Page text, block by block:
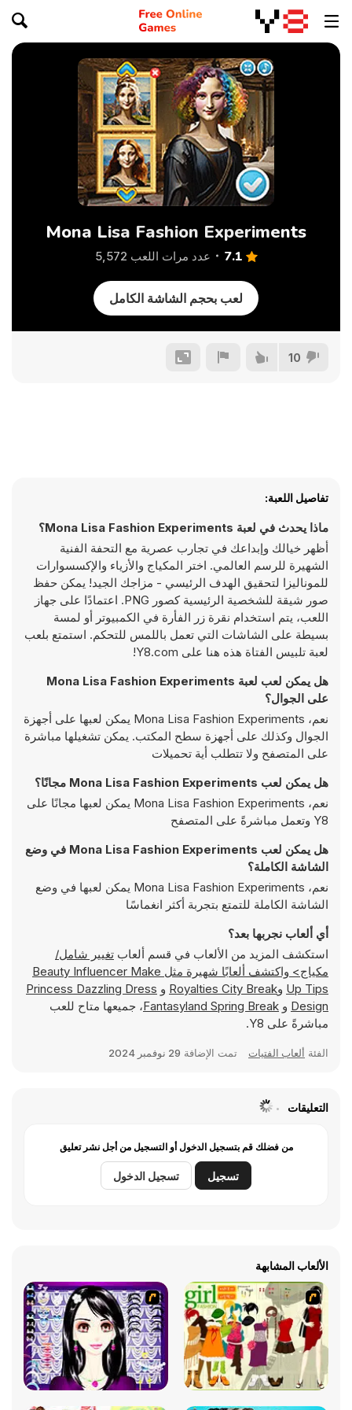
Mona Lisa Fashion Experiments
7.1 عدد مرات اللعب 5,572
لعب بحجم الشاشة الكامل
10
تفاصيل اللعبة:
ماذا يحدث في لعبة Mona Lisa Fashion Experiments؟
أظهر خيالك وإبداعك في تجارب عصرية مع التحفة الفنية
الشهيرة للرسم العالمي. اختر المكياج والأزياء والإكسسوارات
للموناليزا لتحقيق الهدف الرئيسي - مزاجك الجيد! يمكن حفظ
صور شيقة للشخصية الرئيسية كصور PNG. اعتمادًا على جهاز
اللعب، يتم استخدام نقرة زر الفأرة في الكمبيوتر أو لمسة
بسيطة على الشاشات التي تعمل باللمس للتحكم. استمتع بلعب
لعبة تلبيس الفتاة هذه هنا على Y8.com!
هل يمكن لعب لعبة Mona Lisa Fashion Experiments
على الجوال؟
نعم، Mona Lisa Fashion Experiments يمكن لعبها على أجهزة
الجوال وكذلك على أجهزة سطح المكتب. يمكن تشغيلها مباشرة
على المتصفح ولا تتطلب أية تحميلات
هل يمكن لعب Mona Lisa Fashion Experiments مجانًا؟
نعم، Mona Lisa Fashion Experiments يمكن لعبها مجانًا على
Y8 وتعمل مباشرةً على المتصفح
هل يمكن لعب Mona Lisa Fashion Experiments في وضع
الشاشة الكاملة؟
نعم، Mona Lisa Fashion Experiments يمكن لعبها في وضع
الشاشة الكاملة للتمتع بتجربة أكثر انغماسًا
أي ألعاب نجربها بعد؟
استكشف المزيد من الألعاب في قسم ألعاب تغيير شامل/
مكياج> واكتشف ألعابًا شهيرة مثل
Beauty Influencer Make
Up Tips وRoyalties City Break و Princess Dazzling Dress
Design و Fantasyland Spring Break، جميعها متاح للعب
مباشرةً على Y8.
الفئة ألعاب الفتيات تمت الإضافة 29 نوفمبر 2024
التعليقات
من فضلك قم بتسجيل الدخول أو التسجيل من أجل نشر تعليق
تسجيل تسجيل الدخول
الألعاب المشابهة